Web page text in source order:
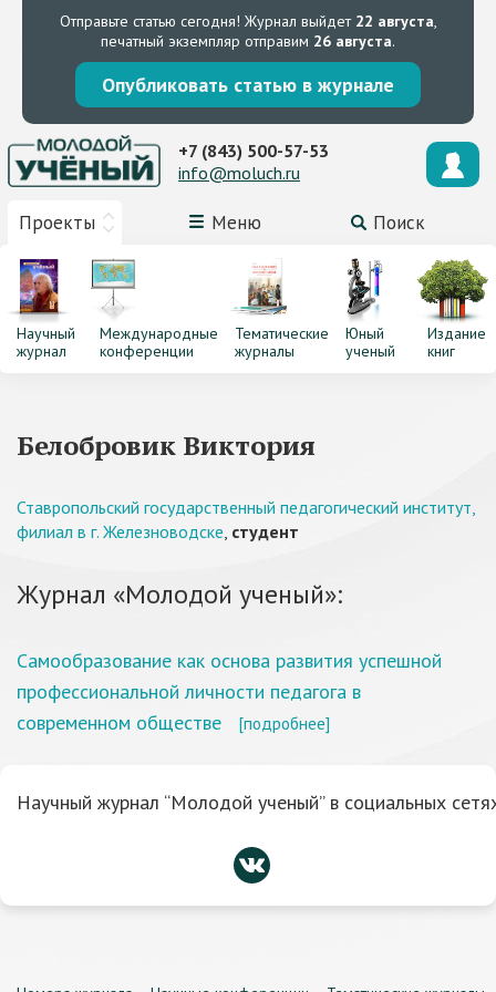
Отправьте статью сегодня! Журнал выйдет 22 августа,
печатный экземпляр отправим 26 августа.
Опубликовать статью в журнале
Проекты Меню Поиск
+7 (843) 500-57-53
info@moluch.ru
Научный
журнал
Международные
конференции
Тематические
журналы
Юный
ученый
Издание
книг
Белобровик Виктория
Ставропольский государственный педагогический институт,
филиал в г. Железноводске, студент
Журнал «Молодой ученый»:
Самообразование как основа развития успешной
профессиональной личности педагога в
современном обществе
[подробнее]
Научный журнал “Молодой ученый” в социальных